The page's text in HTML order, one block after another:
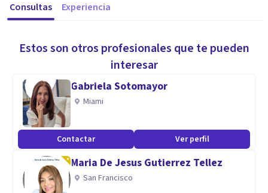
Consultas Experiencia
Estos son otros profesionales que te pueden
interesar
Gabriela Sotomayor
Miami
Contactar Ver perfil
Maria De Jesus Gutierrez Tellez
San Francisco